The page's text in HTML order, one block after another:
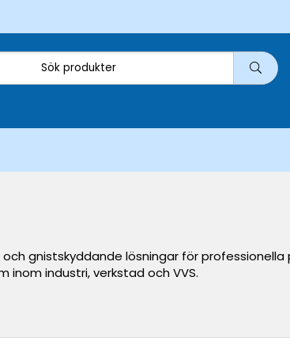
gnistskyddande lösningar för professionella
inom industri, verkstad och VVS.